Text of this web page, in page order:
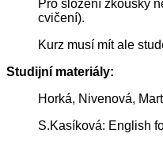
Pro složení zkoušky
cvičení).
Kurz musí mít ale
Studijní materiály:
Horká, Nivenová,
S.Kasíková: English